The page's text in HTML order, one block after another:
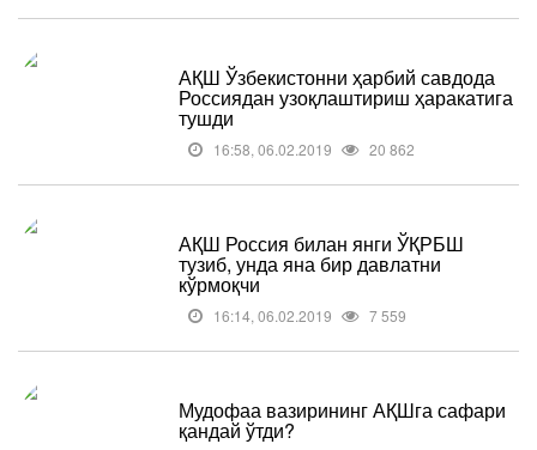
АҚШ Ўзбекистонни ҳарбий савдода
Россиядан узоқлаштириш ҳаракатига
тушди
16:58, 06.02.2019 20 862
АҚШ Россия билан янги ЎҚРБШ
тузиб, унда яна бир давлатни
кўрмоқчи
16:14, 06.02.2019 7 559
Мудофаа вазирининг АҚШга сафари
қандай ўтди?